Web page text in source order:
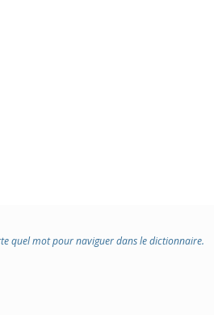
quel mot pour naviguer dans le dictionnaire.